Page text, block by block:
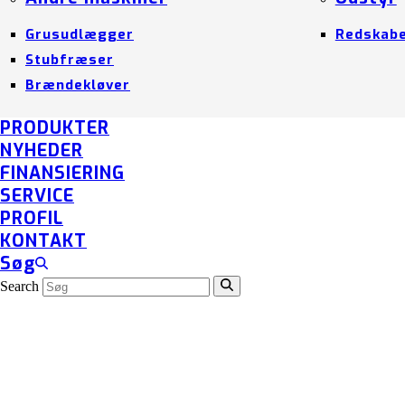
Grusudlægger
Stubfræser
Brændekløver
PRODUKTER
NYHEDER
FINANSIERING
SERVICE
PROFIL
KONTAKT
Søg
Search